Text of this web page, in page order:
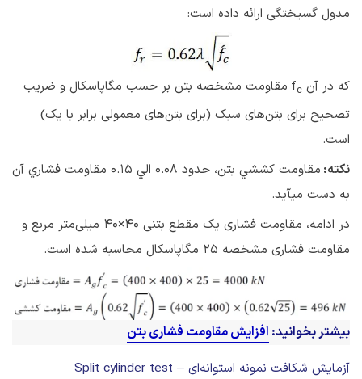
مدول گسیختگی ارائه داده است:
که در آن f c
مقاومت مشخصه بتن بر حسب مگا­پاسکال و ضریب
تصحیح برای بتن‌های سبک (برای بتن‌های معمولی برابر با یک)
است.
نكته:
مقاومت كششي بتن، حدود 0.08 الي 0.15 مقاومت فشاري آن
به دست مي­آيد.
در ادامه، مقاومت فشاری یک مقطع بتنی 40×40 میلی‌متر مربع و
مقاومت فشاری مشخصه 25 مگاپاسکال محاسبه شده است.
بیشتر بخوانید: افزایش مقاومت فشاری بتن
آزمایش شکافت نمونه استوانه‌ای – Split cylinder test